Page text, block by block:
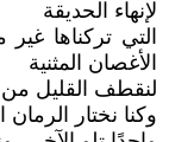
لإنهاء الحديقة
التي تركناها
الأغصان المثنية
لنقطف القليل من
وكنا نختار الرمان